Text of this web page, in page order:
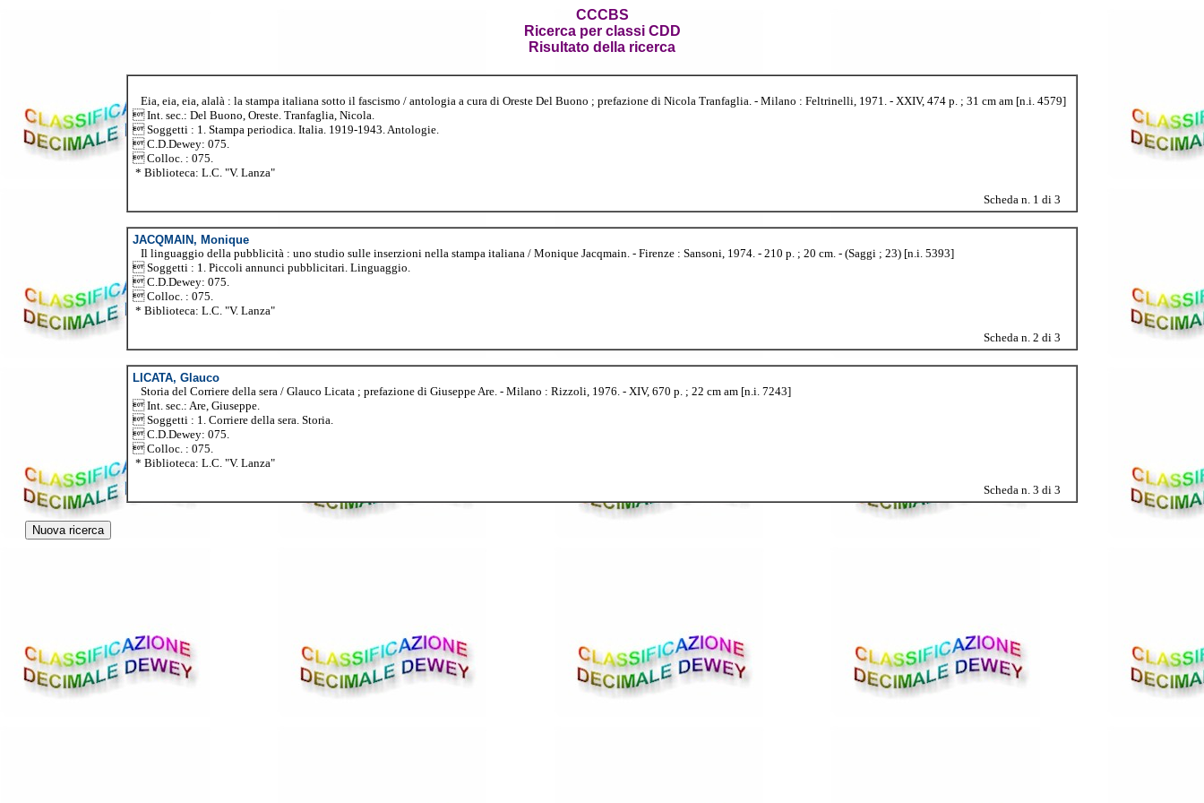
CCCBS
Ricerca per classi CDD
Risultato della ricerca
Eia, eia, eia, alalà : la stampa italiana sotto il fascismo / antologia a cura di Oreste Del Buono ; prefazione di Nicola Tranfaglia. - Milano : Feltrinelli, 1971. - XXIV, 474 p. ; 31 cm am [n.i. 4579]
 Int. sec.: Del Buono, Oreste. Tranfaglia, Nicola.
 Soggetti : 1. Stampa periodica. Italia. 1919-1943. Antologie.
 C.D.Dewey: 075.
 Colloc. : 075.
* Biblioteca: L.C. "V. Lanza"
Scheda n. 1 di 3
JACQMAIN, Monique
Il linguaggio della pubblicità : uno studio sulle inserzioni nella stampa italiana / Monique Jacqmain. - Firenze : Sansoni, 1974. - 210 p. ; 20 cm. - (Saggi ; 23) [n.i. 5393]
 Soggetti : 1. Piccoli annunci pubblicitari. Linguaggio.
 C.D.Dewey: 075.
 Colloc. : 075.
* Biblioteca: L.C. "V. Lanza"
Scheda n. 2 di 3
LICATA, Glauco
Storia del Corriere della sera / Glauco Licata ; prefazione di Giuseppe Are. - Milano : Rizzoli, 1976. - XIV, 670 p. ; 22 cm am [n.i. 7243]
 Int. sec.: Are, Giuseppe.
 Soggetti : 1. Corriere della sera. Storia.
 C.D.Dewey: 075.
 Colloc. : 075.
* Biblioteca: L.C. "V. Lanza"
Scheda n. 3 di 3